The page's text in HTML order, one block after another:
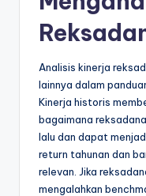
Analisis kinerja
lainnya dalam
Kinerja historis
bagaimana
lalu dan dapat
return tahunan dan
relevan. Jika
mengalahkan